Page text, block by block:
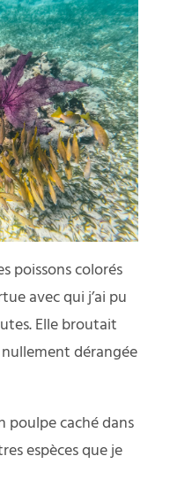
poissons colorés
avec qui j’ai pu
Elle broutait
dérangée
poulpe caché dans
espèces que je